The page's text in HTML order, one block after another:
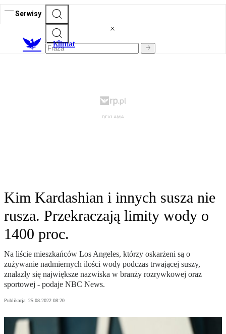
Serwisy
Klimat
Kim Kardashian i innych susza nie
rusza. Przekraczają limity wody o
1400 proc.
Na liście mieszkańców Los Angeles, którzy oskarżeni są o
zużywanie nadmiernych ilości wody podczas trwającej suszy,
znalazły się największe nazwiska w branży rozrywkowej oraz
sportowej - podaje NBC News.
Publikacja: 25.08.2022 08:20